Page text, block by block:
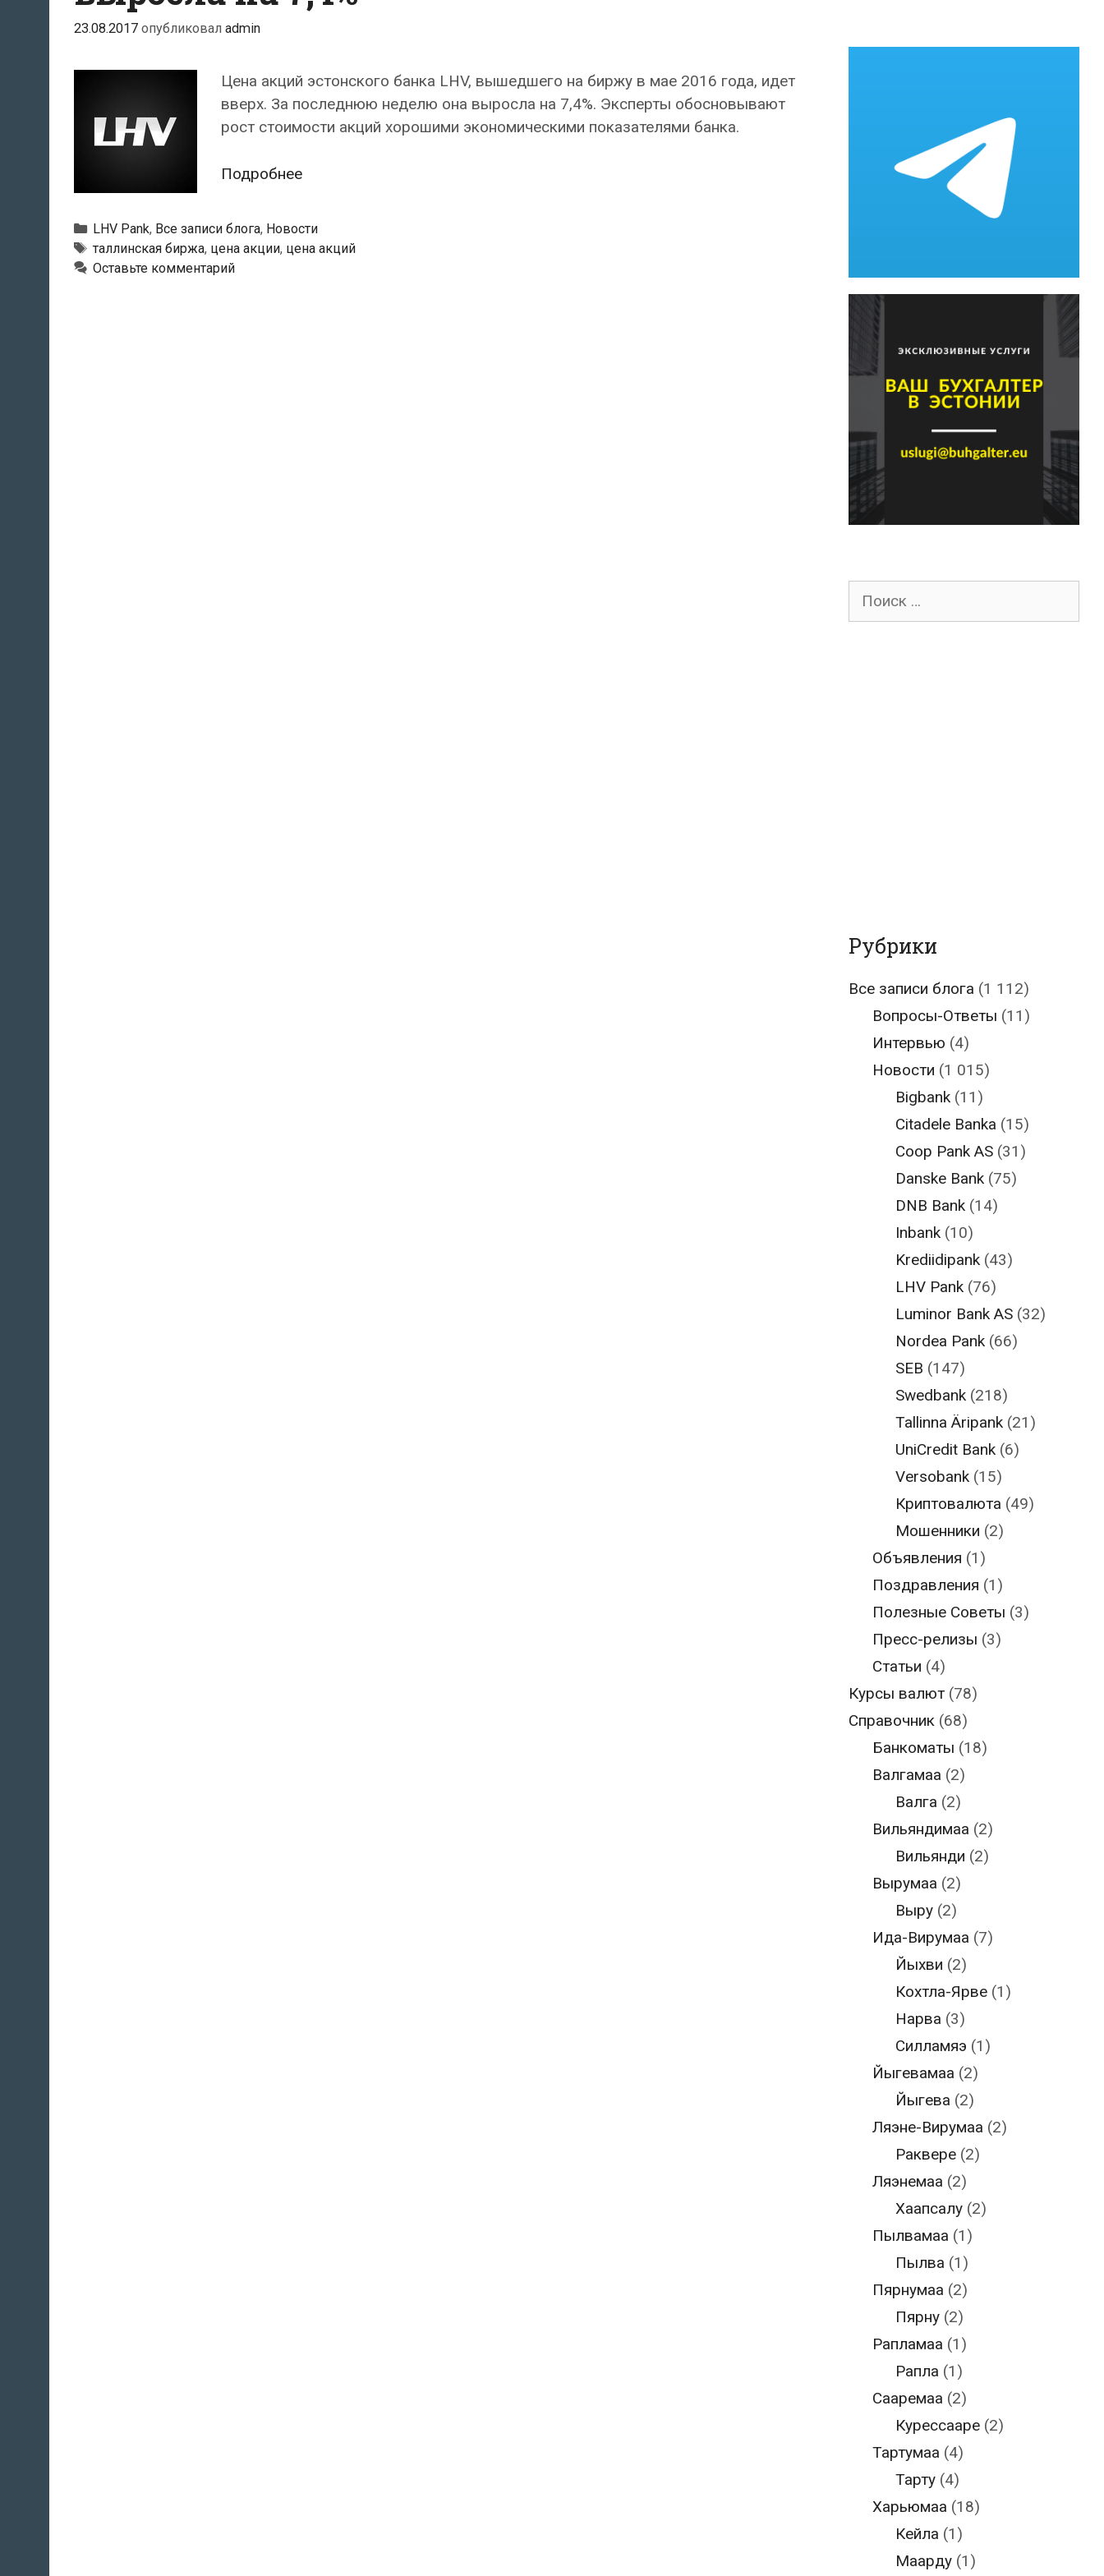
23.08.2017 опубликовал admin
Цена акций эстонского банка LHV, вышедшего на биржу в мае 2016 года, идет
вверх. За последнюю неделю она выросла на 7,4%. Эксперты обосновывают
рост стоимости акций хорошими экономическими показателями банка.
ПодробнееЦена
Grupp
Рубрики
LHV Pank, Все записи блога, Новости
Тэги
таллинская биржа, цена акции, цена акций
Оставьте комментарий
Поиск
Рубрики
Все записи блога (1 112)
Вопросы-Ответы (11)
Интервью (4)
Новости (1 015)
Bigbank (11)
Citadele Banka (15)
Coop Pank AS (31)
Danske Bank (75)
DNB Bank (14)
Inbank (10)
Krediidipank (43)
LHV Pank (76)
Luminor Bank AS (32)
Nordea Pank (66)
SEB (147)
Swedbank (218)
Tallinna Äripank (21)
UniCredit Bank (6)
Versobank (15)
Криптовалюта (49)
Мошенники (2)
Объявления (1)
Поздравления (1)
Полезные Советы (3)
Пресс-релизы (3)
Статьи (4)
Курсы валют (78)
Справочник (68)
Банкоматы (18)
Валгамаа (2)
Валга (2)
Вильяндимаа (2)
Вильянди (2)
Вырумаа (2)
Выру (2)
Ида-Вирумаа (7)
Йыхви (2)
Кохтла-Ярве (1)
Нарва (3)
Силламяэ (1)
Йыгевамаа (2)
Йыгева (2)
Ляэне-Вирумаа (2)
Раквере (2)
Ляэнемаа (2)
Хаапсалу (2)
Пылвамаа (1)
Пылва (1)
Пярнумаа (2)
Пярну (2)
Рапламаа (1)
Рапла (1)
Сааремаа (2)
Курессааре (2)
Тартумаа (4)
Тарту (4)
Харьюмаа (18)
Кейла (1)
Маарду (1)